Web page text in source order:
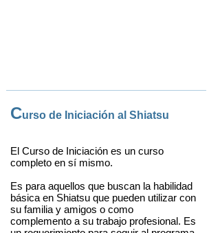
Curso de Iniciación al Shiatsu
El Curso de Iniciación es un curso
completo en sí mismo.
Es para aquellos que buscan la habilidad
básica en Shiatsu que pueden utilizar con
su familia y amigos o como
complemento a su trabajo profesional. Es